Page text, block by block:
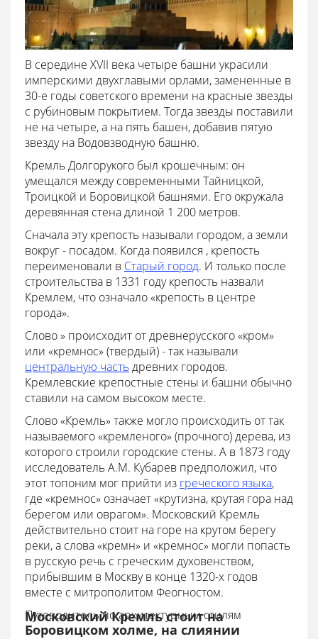
В середине XVII века четыре башни украсили
имперскими двухглавыми орлами, замененные в
30-е годы советского времени на красные звезды
с рубиновым покрытием. Тогда звезды поставили
не на четыре, а на пять башен, добавив пятую
звезду на Водовзводную башню.
Кремль Долгорукого был крошечным: он
умещался между современными Тайницкой,
Троицкой и Боровицкой башнями. Его окружала
деревянная стена длиной 1 200 метров.
Сначала эту крепость называли городом, а земли
вокруг - посадом. Когда появился , крепость
переименовали в Старый город. И только после
строительства в 1331 году крепость назвали
Кремлем, что означало «крепость в центре
города».
Слово » происходит от древнерусского «кром»
или «кремнос» (твердый) - так называли
центральную частьдревних городов.
Кремлевские крепостные стены и башни обычно
ставили на самом высоком месте.
Слово «Кремль» также могло происходить от так
называемого «кремленого» (прочного) дерева, из
которого строили городские стены. А в 1873 году
исследователь А.М. Кубарев предположил, что
этот топоним мог прийти из греческого языка,
где «кремнос» означает «крутизна, крутая гора над
берегом или оврагом». Московский Кремль
действительно стоит на горе на крутом берегу
реки, а слова «кремн» и «кремнос» могли попасть
в русскую речь с греческим духовенством,
прибывшим в Москву в конце 1320-х годов
вместе с митрополитом Феогностом.
Путеводитель по архитектурным стилям
Московский Кремль стоит на
Боровицком холме, на слиянии